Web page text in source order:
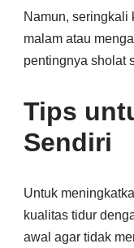
Namun, seringkali
malam atau
pentingnya sholat
Tips
Sendiri
Untuk
kualitas tidur
awal agar tidak